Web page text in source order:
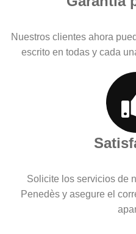
Nuestros clientes ahora
escrito en todas y cada
Solicite los servicios de
Penedès y asegure el